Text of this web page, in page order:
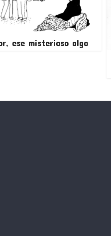
ese misterioso algo